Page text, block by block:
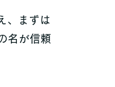
、まずは
名が信頼